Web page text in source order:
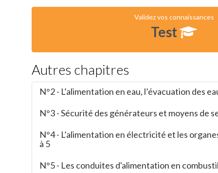
Validez vos connaissances
Test
Autres chapitres
N°2 - L’alimentation en eau, l’évacuation des
N°3 - Sécurité des générateurs et moyens de
N°4 - L’alimentation en électricité et les
à 5
N°5 - Les conduites d'alimentation en